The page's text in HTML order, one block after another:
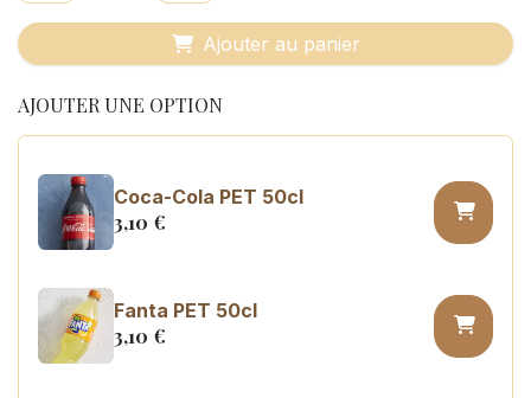
Ajouter au panier
AJOUTER UNE OPTION
Coca-Cola PET 50cl
3,10 €
Fanta PET 50cl
3,10 €